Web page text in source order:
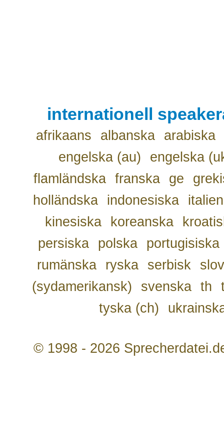
internationell
afrikaans albanska
arabiska
engelska (au)
engelska
flamländska franska ge
holländska
indonesiska
kinesiska
koreanska
persiska
polska
portugisiska
rumänska
ryska serbisk
(sydamerikansk)
svenska th
tyska (ch)
© 1998 - 2026